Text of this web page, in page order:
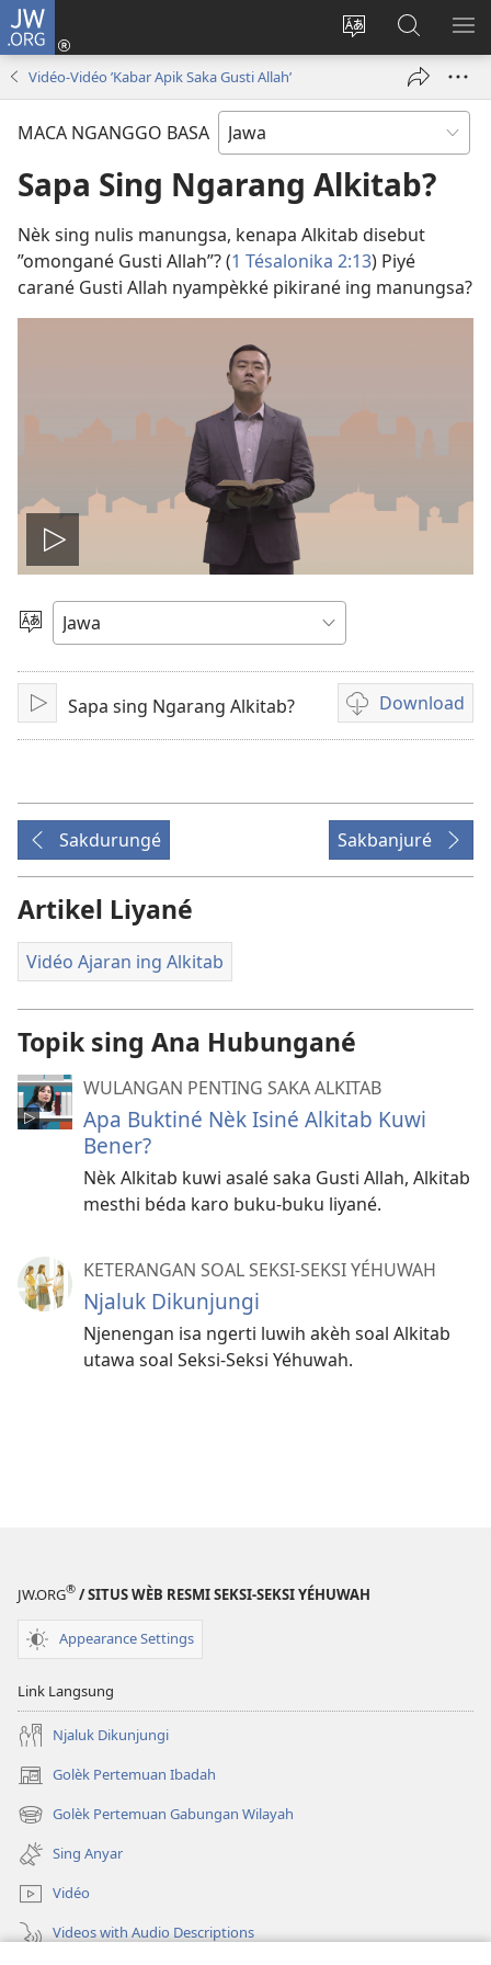
JW.ORG
Ganti
Mlebu
(opens
Golèk
JW.ORG
Vidéo-Vidéo ’Kabar Apik Saka Gusti Allah’
MACA NGANGGO BASA
Sapa Sing Ngarang Alkitab?
Nèk sing nulis manungsa, kenapa Alkitab disebut
”omongané Gusti Allah”? (1 Tésalonika 2:13) Piyé
carané Gusti Allah nyampèkké pikirané ing manungsa?
Play
video
Pilih
Basa
PuterSapa sing Ngarang Alkitab? Download
Pilihan
kanggo
video
Sakdurungé Sakbanjuré
Artikel Liyané
Vidéo Ajaran ing Alkitab
Topik sing Ana Hubungané
WULANGAN PENTING SAKA ALKITAB
Apa Buktiné Nèk Isiné Alkitab Kuwi
Bener?
Nèk Alkitab kuwi asalé saka Gusti Allah, Alkitab
mesthi béda karo buku-buku liyané.
KETERANGAN SOAL SEKSI-SEKSI YÉHUWAH
Njaluk Dikunjungi
Njenengan isa ngerti luwih akèh soal Alkitab
utawa soal Seksi-Seksi Yéhuwah.
JW.ORG® / SITUS WÈB RESMI SEKSI-SEKSI YÉHUWAH
Appearance Settings
Link Langsung
Njaluk Dikunjungi
Golèk Pertemuan Ibadah
(opens
new
window)
Golèk Pertemuan Gabungan Wilayah
(opens
new
window)
Sing Anyar
Vidéo
Videos with Audio Descriptions